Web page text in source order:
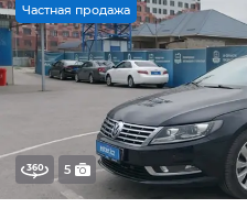
Частная продажа
5